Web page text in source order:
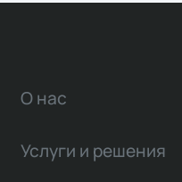
О нас
Услуги и решения